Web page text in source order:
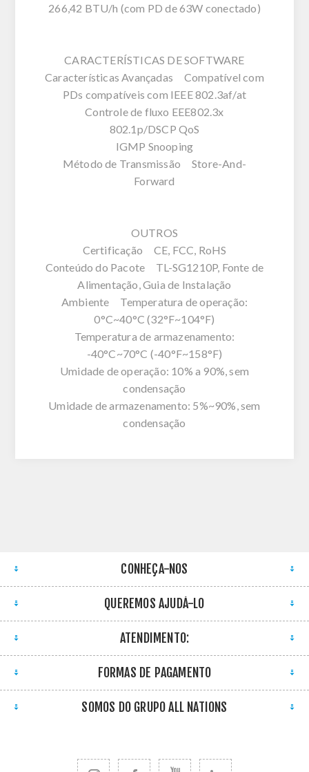
266,42 BTU/h (com PD de 63W conectado)
CARACTERÍSTICAS DE SOFTWARE
Características Avançadas Compatível com
PDs compatíveis com IEEE 802.3af/at
Controle de fluxo EEE802.3x
802.1p/DSCP QoS
IGMP Snooping
Método de Transmissão Store-And-
Forward
OUTROS
Certificação CE, FCC, RoHS
Conteúdo do Pacote TL-SG1210P, Fonte de
Alimentação, Guia de Instalação
Ambiente Temperatura de operação:
0°C~40°C (32°F~104°F)
Temperatura de armazenamento:
-40°C~70°C (-40°F~158°F)
Umidade de operação: 10% a 90%, sem
condensação
Umidade de armazenamento: 5%~90%, sem
condensação
CONHEÇA-NOS
QUEREMOS AJUDÁ-LO
ATENDIMENTO:
FORMAS DE PAGAMENTO
SOMOS DO GRUPO ALL NATIONS